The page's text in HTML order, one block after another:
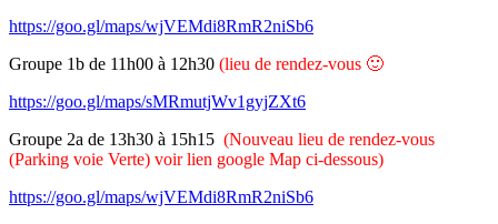
https://goo.gl/maps/wjVEMdi8RmR2niSb6
Groupe 1b de 11h00 à 12h30 (lieu de rendez-vous 🙂
https://goo.gl/maps/sMRmutjWv1gyjZXt6
Groupe 2a de 13h30 à 15h15 (Nouveau lieu de rendez-vous
(Parking voie Verte) voir lien google Map ci-dessous)
https://goo.gl/maps/wjVEMdi8RmR2niSb6